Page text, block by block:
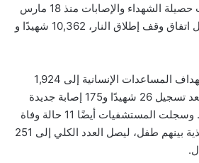
إلى 385 مصابًا. كما بلغت حصيلة الشهداء والإصابات منذ 18 مارس
الماضي، بعد خرق الاحتلال اتفاق وقف إطلاق النار، 10,362 شهيدًا و
كما ارتفع عدد ضحايا استهداف المساعدات الإنسانية إلى 1,924
شهيدًا و 14,288 مصابًا، بعد تسجيل 26 شهيدًا و175 إصابة جديدة
خلال الـ24 ساعة الأخيرة. وسجلت المستشفيات أيضًا 11 حالة وفاة
نتيجة المجاعة وسوء التغذية بينهم طفل، ليصل العدد الكلي إلى 251